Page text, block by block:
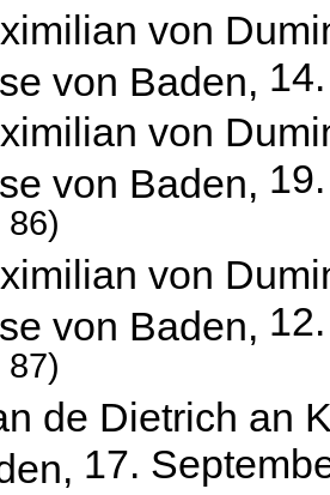
von
von Baden,
von
von Baden,
86)
von
von Baden,
87)
de Dietrich an
17.